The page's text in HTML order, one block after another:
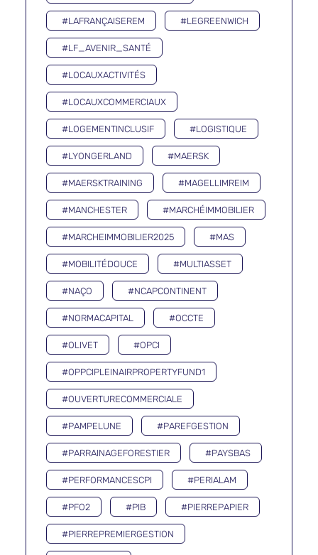
#LAFRANÇAISEREM #LEGREENWICH
#LF_AVENIR_SANTÉ
#LOCAUXACTIVITÉS
#LOCAUXCOMMERCIAUX
#LOGEMENTINCLUSIF #LOGISTIQUE
#LYONGERLAND #MAERSK
#MAERSKTRAINING #MAGELLIMREIM
#MANCHESTER #MARCHÉIMMOBILIER
#MARCHEIMMOBILIER2025 #MAS
#MOBILITÉDOUCE #MULTIASSET
#NAÇO #NCAPCONTINENT
#NORMACAPITAL #OCCTE
#OLIVET #OPCI
#OPPCIPLEINAIRPROPERTYFUND1
#OUVERTURECOMMERCIALE
#PAMPELUNE #PAREFGESTION
#PARRAINAGEFORESTIER #PAYSBAS
#PERFORMANCESCPI #PERIALAM
#PFO2 #PIB #PIERREPAPIER
#PIERREPREMIERGESTION